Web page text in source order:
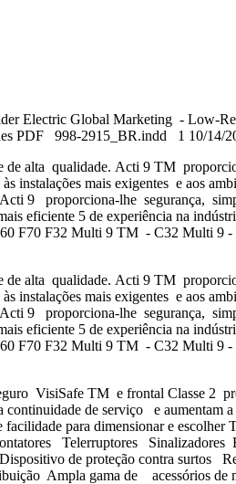
Electric Global Marketing -
PDF 998-2915_BR.indd 1 10/14/
de alta qualidade. Acti 9 TM
instalações mais exigentes e aos
9 proporciona-lhe segurança,
eficiente 5 de experiência na
F70 F32 Multi 9 TM - C32 Multi
de alta qualidade. Acti 9 TM
instalações mais exigentes e aos
9 proporciona-lhe segurança,
eficiente 5 de experiência na
F70 F32 Multi 9 TM - C32 Multi
VisiSafe TM e frontal Classe 2
de serviço e aumentam a
para dimensionar e escolher
Telerruptores Sinalizadores
de proteção contra surtos
Ampla gama de acessórios